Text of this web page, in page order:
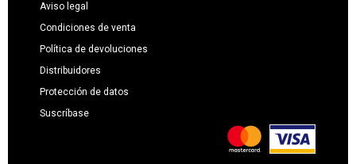
Aviso legal
Condiciones de venta
Política de devoluciones
Distribuidores
Protección de datos
Suscríbase